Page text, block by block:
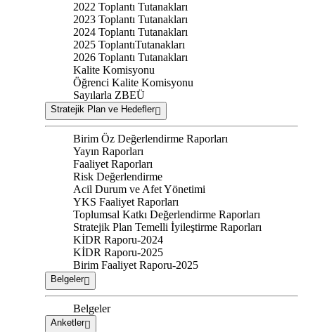
2022 Toplantı Tutanakları
2023 Toplantı Tutanakları
2024 Toplantı Tutanakları
2025 ToplantıTutanakları
2026 Toplantı Tutanakları
Kalite Komisyonu
Öğrenci Kalite Komisyonu
Sayılarla ZBEÜ
Stratejik Plan ve Hedefler
Birim Öz Değerlendirme Raporları
Yayın Raporları
Faaliyet Raporları
Risk Değerlendirme
Acil Durum ve Afet Yönetimi
YKS Faaliyet Raporları
Toplumsal Katkı Değerlendirme Raporları
Stratejik Plan Temelli İyileştirme Raporları
KİDR Raporu-2024
KİDR Raporu-2025
Birim Faaliyet Raporu-2025
Belgeler
Belgeler
Anketler